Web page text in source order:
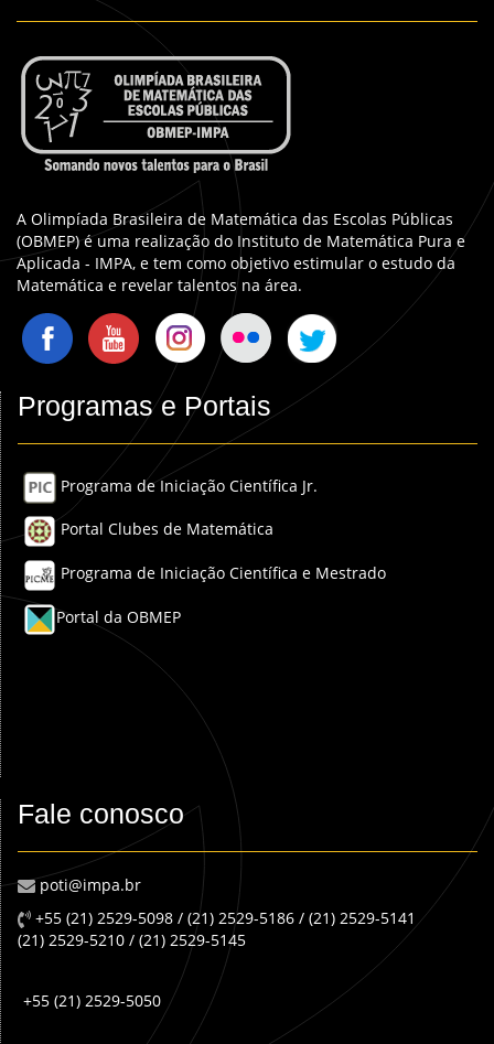
A Olimpíada Brasileira de Matemática das Escolas Públicas
(OBMEP) é uma realização do Instituto de Matemática Pura e
Aplicada - IMPA, e tem como objetivo estimular o estudo da
Matemática e revelar talentos na área.
Programas e Portais
Programa de Iniciação Científica Jr.
Portal Clubes de Matemática
Programa de Iniciação Científica e Mestrado
Portal da OBMEP
Fale conosco
poti@impa.br
+55 (21) 2529-5098 / (21) 2529-5186 / (21) 2529-5141
(21) 2529-5210 / (21) 2529-5145
+55 (21) 2529-5050